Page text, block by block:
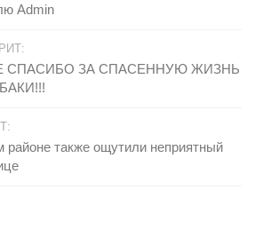
Admin
СПАСИБО ЗА СПАСЕННУЮ ЖИЗНЬ
районе также ощутили неприятный